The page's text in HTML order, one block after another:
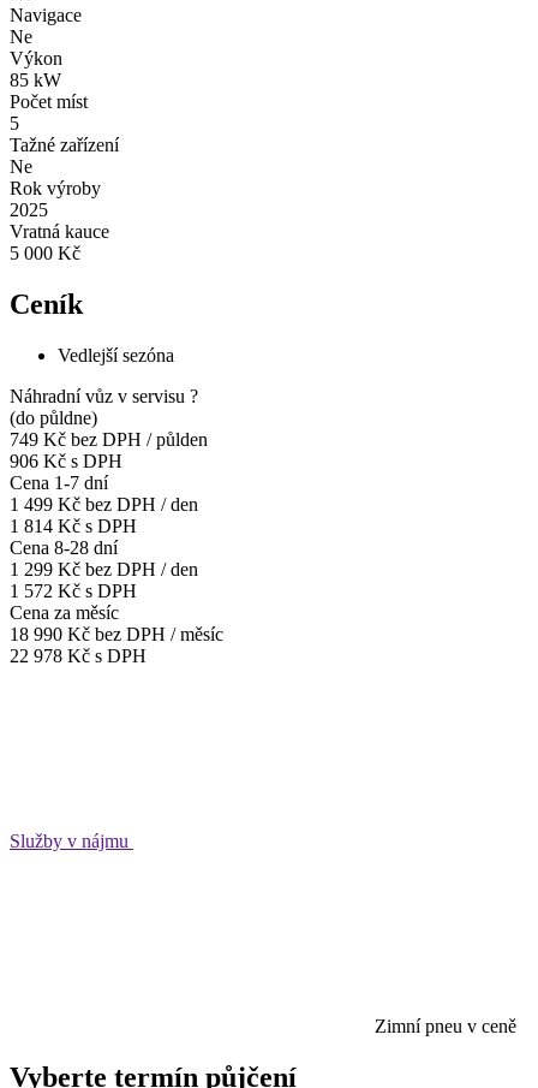
Navigace
Ne
Výkon
85 kW
Počet míst
5
Tažné zařízení
Ne
Rok výroby
2025
Vratná kauce
5 000 Kč
Ceník
Vedlejší sezóna
Náhradní vůz v servisu ?
(do půldne)
749 Kč bez DPH / půlden
906 Kč s DPH
Cena 1-7 dní
1 499 Kč bez DPH / den
1 814 Kč s DPH
Cena 8-28 dní
1 299 Kč bez DPH / den
1 572 Kč s DPH
Cena za měsíc
18 990 Kč bez DPH / měsíc
22 978 Kč s DPH
Služby v nájmu
Zimní pneu v ceně
Vyberte termín půjčení